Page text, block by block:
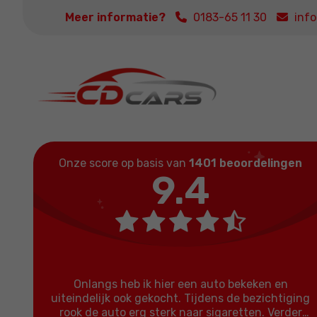
Meer informatie? 0183-65 11 30
Onze score op basis van1401 beoordelingen
9.4
Onlangs heb ik hier een auto bekeken en
uiteindelijk ook gekocht. Tijdens de bezichtiging
rook de auto erg sterk naar sigaretten. Verder